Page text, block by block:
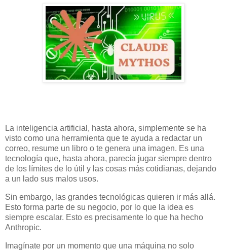
La inteligencia artificial, hasta ahora, simplemente se ha
visto como una herramienta que te ayuda a redactar un
correo, resume un libro o te genera una imagen. Es una
tecnología que, hasta ahora, parecía jugar siempre dentro
de los límites de lo útil y las cosas más cotidianas, dejando
a un lado sus malos usos.
Sin embargo, las grandes tecnológicas quieren ir más allá.
Esto forma parte de su negocio, por lo que la idea es
siempre escalar. Esto es precisamente lo que ha hecho
Anthropic.
Imagínate por un momento que una máquina no solo